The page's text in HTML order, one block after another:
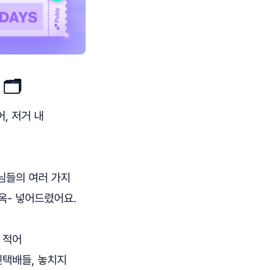
🗂️
, 저거 내
들의 여러 가지
- 넣어드렸어요.
어
배들, 놓치지